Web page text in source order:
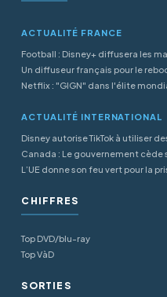
ACTUALITÉ FRANCE
Football : Disney+ diffusera les
Un diffuseur français pour le
Netflix : "GIGN" dans l'élite
ACTUALITÉ INTERNATIONAL
Disney autorise TikTok à utiliser
Canada : Le gouvernement cède
L’UE donne son feu vert pour la
CHIFFRES
Top DVD/blu-ray
Top VàD
SORTIES